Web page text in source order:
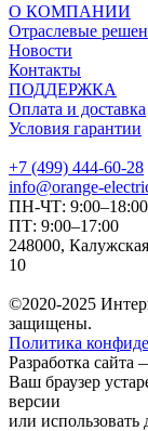
О КОМПАНИИ
Отраслевые
Новости
Контакты
ПОДДЕРЖКА
Оплата и доставка
Условия гарантии
+7 (499) 444-60-28
info@orange-
ПН-ЧТ: 9:00–18:00
ПТ: 9:00–17:00
248000,
10
©2020-2025
защищены.
Политика
Разработка сайта
Ваш браузер
версии
или